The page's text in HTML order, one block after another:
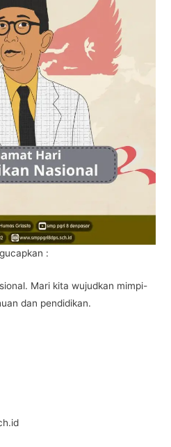
:
Mari kita wujudkan mimpi-
dan pendidikan.